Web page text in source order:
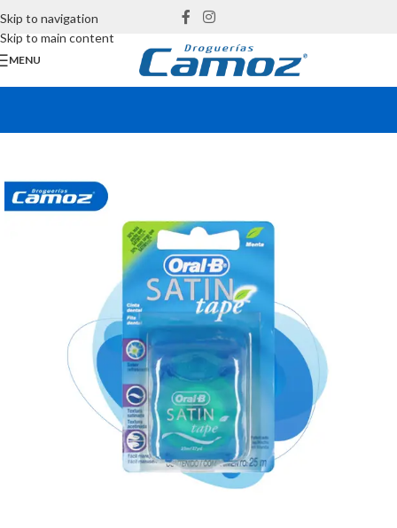
Skip to navigation
Skip to main content
MENU